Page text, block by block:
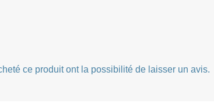
ce produit ont la possibilité de laisser un avis.